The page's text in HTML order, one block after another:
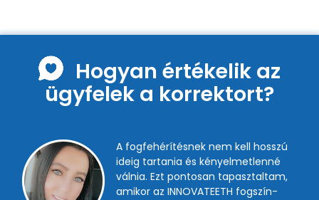
Hogyan értékelik az
ügyfelek a korrektort?
A fogfehérítésnek nem kell hosszú
ideig tartania és kényelmetlenné
válnia. Ezt pontosan tapasztaltam,
amikor az INNOVATEETH fogszín-